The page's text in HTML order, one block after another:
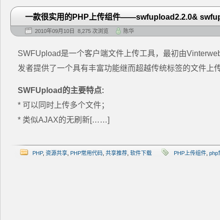
一款很实用的PHP上传组件——swfupload2.2.0&
2010年09月10日 8,275 次浏览 陈华
SWFUpload是一个客户端文件上传工具，最初由
发者提供了一个具有丰富功能继而超越传统标签的文件上
SWFUpload的主要特点:
* 可以同时上传多个文件；
* 类似AJAX的无刷新[……]
PHP, 资源共享 PHP常用代码 共享推荐 软件下载 PHP上传组件 php